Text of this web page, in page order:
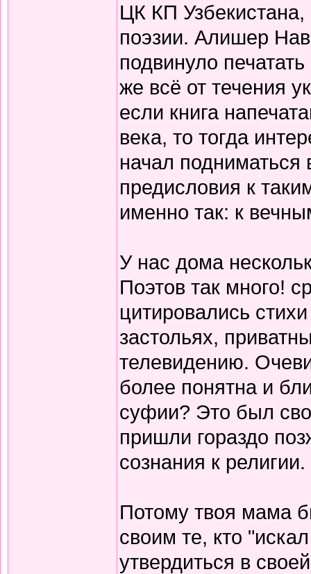
ЦК КП
поэзии. Алишер
подвинуло
же всё от течения
если книга
века, то тогда
начал
предисловия к
именно так: к
У нас дома
Поэтов так много!
цитировались
застольях,
телевидению.
более понятна и
суфии? Это был
пришли гораздо
сознания к религии.
Потому твоя мама
своим те, кто
утвердиться в